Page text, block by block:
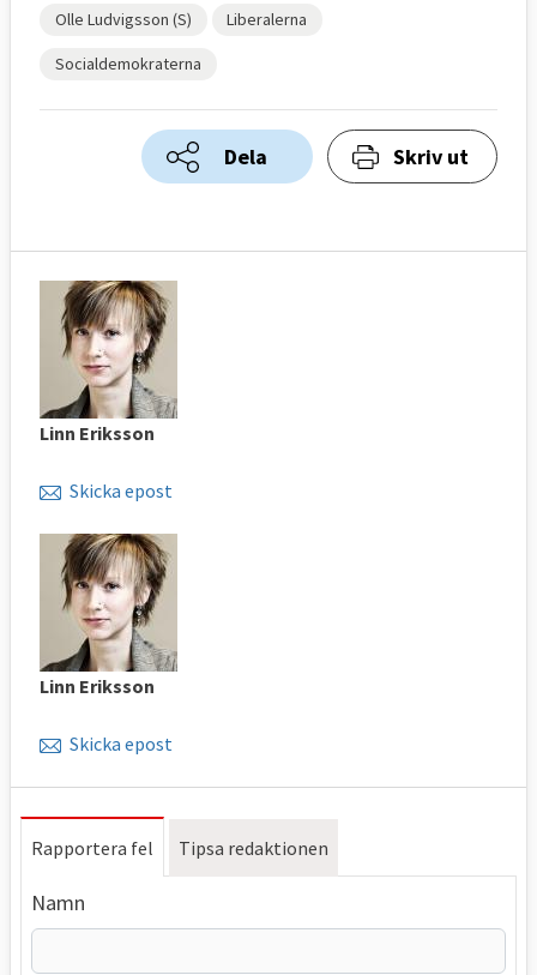
Olle Ludvigsson (S) Liberalerna
Socialdemokraterna
Dela Skriv ut
Linn Eriksson
Skicka epost
Linn Eriksson
Skicka epost
Rapportera fel Tipsa redaktionen
Namn